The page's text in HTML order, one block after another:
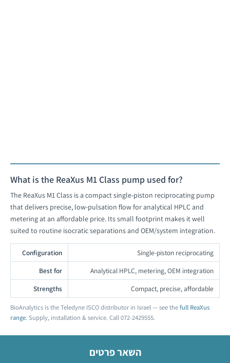
What is the ReaXus M1 Class pump used for?
The ReaXus M1 Class is a compact single-piston reciprocating pump
that delivers precise, low-pulsation flow for analytical HPLC and
metering at an affordable price. Its small footprint makes it well
suited to routine isocratic separations and OEM/system integration.
Configuration
Single-piston reciprocating
Best for
Analytical HPLC, metering, OEM integration
Strengths
Compact, precise, affordable
BioAnalytics is the Teledyne ISCO distributor in Israel — see thefull ReaXus
range. Supply, installation & service. Call 072-2429555.
השאר פרטים